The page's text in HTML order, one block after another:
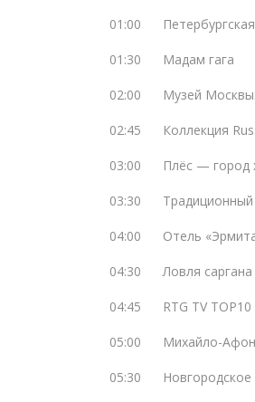
01:00
01:30 Мадам гага
02:00 Музей
02:45 Коллекция
03:00 Плёс — город
03:30
04:00 Отель
04:30 Ловля
04:45 RTG TV
05:00 Михайло-
05:30 Новгородское